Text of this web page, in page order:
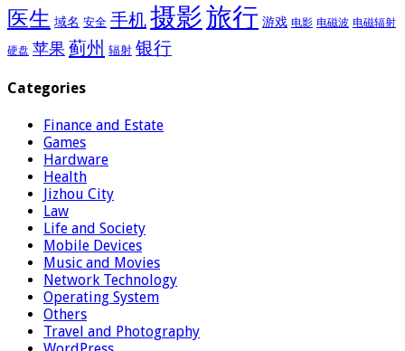
医生 域名 安全 手机摄影旅行 游戏 电影 电磁波 电磁辐射
硬盘 苹果 蓟州 辐射 银行
Categories
Finance and Estate
Games
Hardware
Health
Jizhou City
Law
Life and Society
Mobile Devices
Music and Movies
Network Technology
Operating System
Others
Travel and Photography